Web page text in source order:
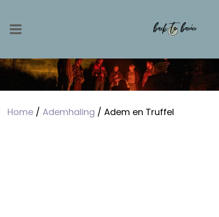
Home / Ademhaling / Adem en Truffel